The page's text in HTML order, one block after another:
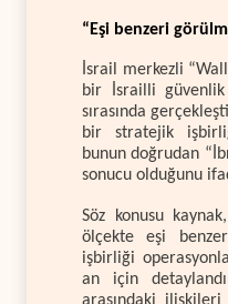
“Eşi benzeri
İsrail merkezli
bir İsrailli güvenlik
sırasında
bir stratejik
bunun doğrudan
sonucu olduğunu
Söz konusu
ölçekte eşi
işbirliği
an için
arasındaki